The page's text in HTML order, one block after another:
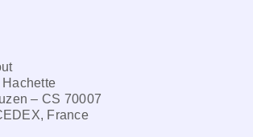
Hachette
– CS 70007
France